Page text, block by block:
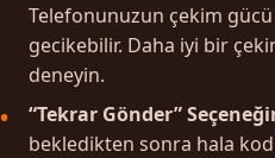
Telefonunuzun çekim gücü
gecikebilir. Daha iyi bir
deneyin.
“Tekrar Gönder”
bekledikten sonra hala